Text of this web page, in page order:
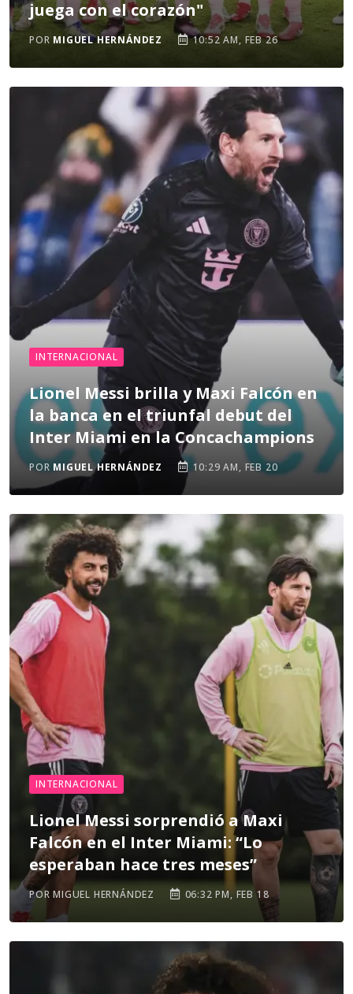
juega con el corazón"
POR MIGUEL HERNÁNDEZ 10:52 AM, FEB 26
INTERNACIONAL
Lionel Messi brilla y Maxi Falcón en
la banca en el triunfal debut del
Inter Miami en la Concachampions
POR MIGUEL HERNÁNDEZ 10:29 AM, FEB 20
INTERNACIONAL
Lionel Messi sorprendió a Maxi
Falcón en el Inter Miami: “Lo
esperaban hace tres meses”
POR MIGUEL HERNÁNDEZ 06:32 PM, FEB 18